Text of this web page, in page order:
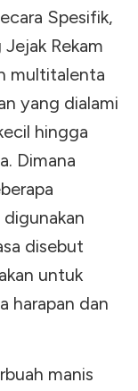
Spesifik,
Rekam
multitalenta
yang dialami
hingga
Dimana
disebut
untuk
harapan dan
manis